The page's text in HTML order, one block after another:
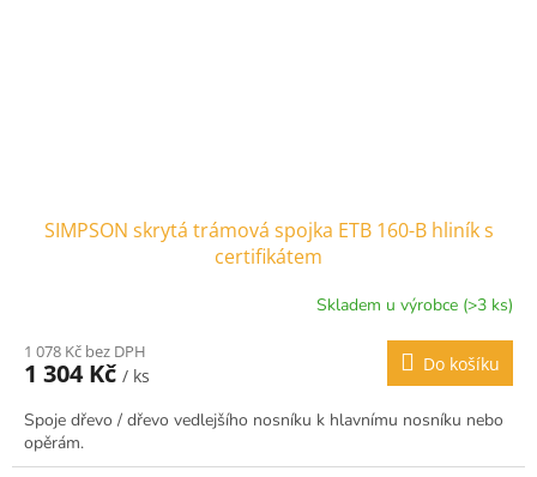
SIMPSON skrytá trámová spojka ETB 160-B hliník s
certifikátem
Skladem u výrobce (>3 ks)
1 078 Kč bez DPH
1 304 Kč / ks
Do košíku
Spoje dřevo / dřevo vedlejšího nosníku k hlavnímu nosníku nebo
opěrám.